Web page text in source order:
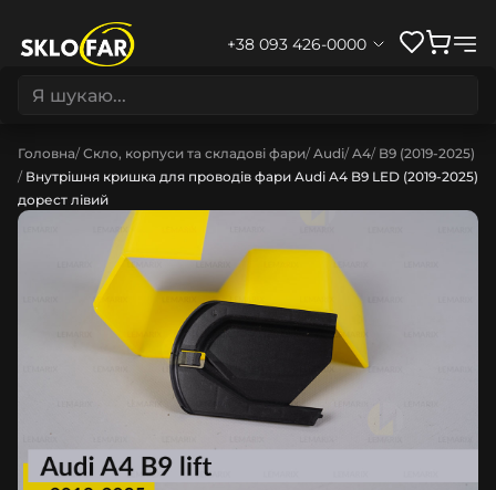
+38 093 426-0000
Головна Скло, корпуси та складові фари Audi A4 B9 (2019-2025)
Внутрішня кришка для проводів фари Audi A4 B9 LED (2019-2025)
дорест лівий